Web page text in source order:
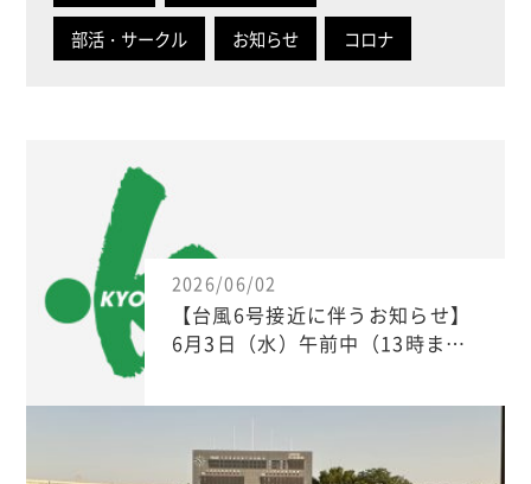
部活・サークル お知らせ コロナ
2026/06/02
【台風6号接近に伴うお知らせ】
6月3日（水）午前中（13時ま…